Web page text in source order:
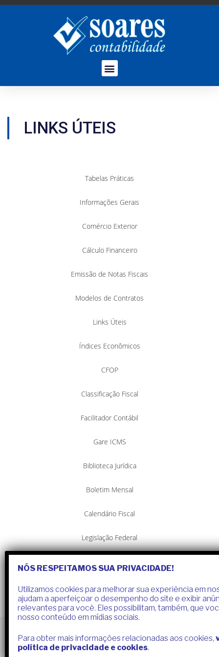
LINKS ÚTEIS
Tabelas Práticas
Informações Gerais
Comércio Exterior
Cálculo Financeiro
Emissão de Notas Fiscais
Modelos de Contratos
Links Úteis
Índices Econômicos
CFOP
Classificação Fiscal
Facilitador Contábil
Gare ICMS
Biblioteca Jurídica
Boletim Mensal
Calendário Fiscal
Legislação Federal
Legislação Municipal
Soares Contabilidade- © 2020 - Todos os direitos reservados -
Design por Agência P&VB
NÓS RESPEITAMOS SUA PRIVACIDADE!
Utilizamos cookies para melhorar sua experiência em
ajudam a aperfeiçoar o desempenho do site e exibir
relevantes para você. Eles possibilitam, também, que
nosso conteúdo em mídias sociais.
Para obter mais informações relacionadas aos cookies,
política de privacidade e cookies.